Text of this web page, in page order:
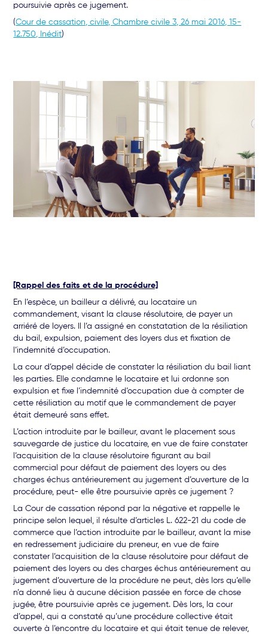
poursuivie après ce jugement.
(Cour de cassation, civile, Chambre civile 3, 26 mai 2016, 15-
12.750, Inédit)
[Rappel des faits et de la procédure]
En l’espèce, un bailleur a délivré, au locataire un
commandement, visant la clause résolutoire, de payer un
arriéré de loyers. Il l’a assigné en constatation de la résiliation
du bail, expulsion, paiement des loyers dus et fixation de
l’indemnité d’occupation.
La cour d’appel décide de constater la résiliation du bail liant
les parties. Elle condamne le locataire et lui ordonne son
expulsion et fixe l’indemnité d’occupation due à compter de
cette résiliation au motif que le commandement de payer
était demeuré sans effet.
L’action introduite par le bailleur, avant le placement sous
sauvegarde de justice du locataire, en vue de faire constater
l’acquisition de la clause résolutoire figurant au bail
commercial pour défaut de paiement des loyers ou des
charges échus antérieurement au jugement d’ouverture de la
procédure, peut- elle être poursuivie après ce jugement ?
La Cour de cassation répond par la négative et rappelle le
principe selon lequel, il résulte d’articles L. 622-21 du code de
commerce que l’action introduite par le bailleur, avant la mise
en redressement judiciaire du preneur, en vue de faire
constater l’acquisition de la clause résolutoire pour défaut de
paiement des loyers ou des charges échus antérieurement au
jugement d’ouverture de la procédure ne peut, dès lors qu’elle
n’a donné lieu à aucune décision passée en force de chose
jugée, être poursuivie après ce jugement. Dès lors, la cour
d’appel, qui a constaté qu’une procédure collective était
ouverte à l’encontre du locataire et qui était tenue de relever,